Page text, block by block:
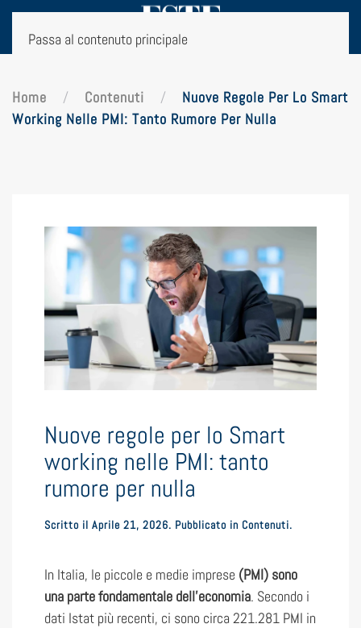
Passa al contenuto principale
Home Contenuti
Nuove Regole Per Lo Smart
Working Nelle PMI: Tanto Rumore Per Nulla
Nuove regole per lo Smart
working nelle PMI: tanto
rumore per nulla
Scritto il Aprile 21, 2026. Pubblicato in Contenuti.
In Italia, le piccole e medie imprese (PMI) sono
una parte fondamentale dell’economia. Secondo i
dati Istat più recenti, ci sono circa 221.281 PMI in